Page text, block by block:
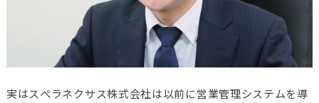
実はスぺラネクサス株式会社は以前に営業管理システムを導